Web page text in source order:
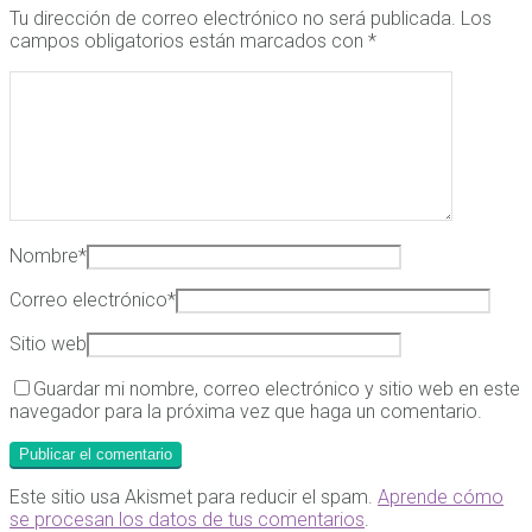
Tu dirección de correo electrónico no será publicada. Los
campos obligatorios están marcados con *
Nombre*
Correo electrónico*
Sitio web
Guardar mi nombre, correo electrónico y sitio web en este
navegador para la próxima vez que haga un comentario.
Este sitio usa Akismet para reducir el spam. Aprende cómo
se procesan los datos de tus comentarios